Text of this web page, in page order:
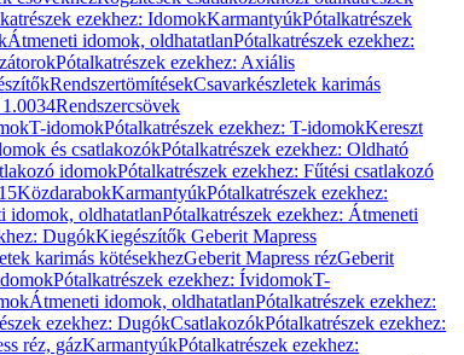
ezekhez: IdomokKarmantyúkPótalkatrészek
Átmeneti idomok, oldhatatlanPótalkatrészek ezekhez:
Pótalkatrészek ezekhez: Axiális
RendszertömítésekCsavarkészletek karimás
Rendszercsövek
T-idomokPótalkatrészek ezekhez: T-idomokKereszt
és csatlakozókPótalkatrészek ezekhez: Oldható
idomokPótalkatrészek ezekhez: Fűtési csatlakozó
KözdarabokKarmantyúkPótalkatrészek ezekhez:
idomok, oldhatatlanPótalkatrészek ezekhez: Átmeneti
DugókKiegészítők Geberit Mapress
karimás kötésekhezGeberit Mapress rézGeberit
Pótalkatrészek ezekhez: ÍvidomokT-
Átmeneti idomok, oldhatatlanPótalkatrészek ezekhez:
ezekhez: DugókCsatlakozókPótalkatrészek ezekhez:
réz, gázKarmantyúkPótalkatrészek ezekhez: